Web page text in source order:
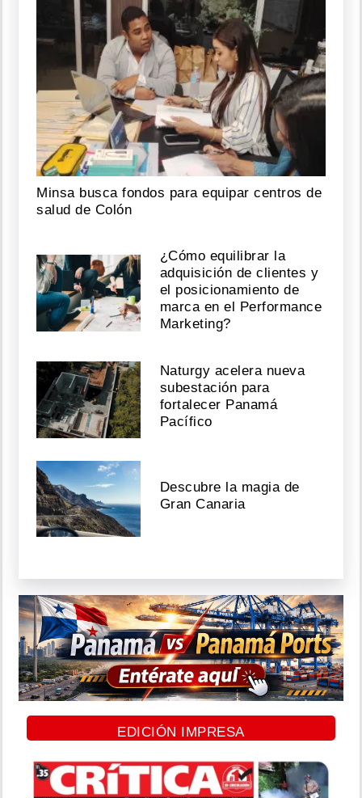
Minsa busca fondos para equipar centros de
salud de Colón
¿Cómo equilibrar la
adquisición de clientes y
el posicionamiento de
marca en el Performance
Marketing?
Naturgy acelera nueva
subestación para
fortalecer Panamá
Pacífico
Descubre la magia de
Gran Canaria
EDICIÓN IMPRESA